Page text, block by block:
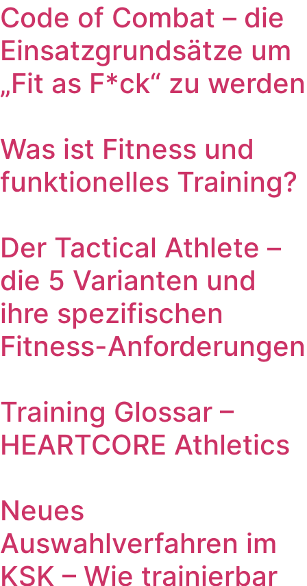
Code of Combat – die
Einsatzgrundsätze um
„Fit as F*ck“ zu werden
Was ist Fitness und
funktionelles Training?
Der Tactical Athlete –
die 5 Varianten und
ihre spezifischen
Fitness-Anforderungen
Training Glossar –
HEARTCORE Athletics
Neues
Auswahlverfahren im
KSK – Wie trainierbar